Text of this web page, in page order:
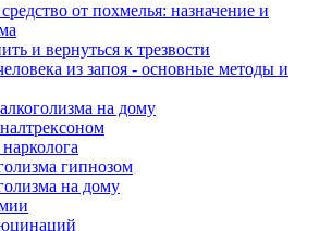
от похмелья: назначение и
и вернуться к трезвости
из запоя - основные методы и
на дому
гипнозом
на дому